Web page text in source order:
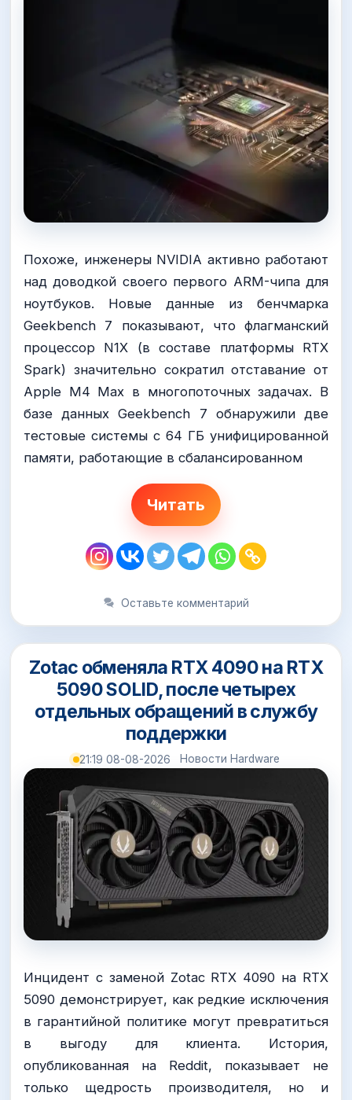
Похоже, инженеры NVIDIA активно работают
над доводкой своего первого ARM-чипа для
ноутбуков. Новые данные из бенчмарка
Geekbench 7 показывают, что флагманский
процессор N1X (в составе платформы RTX
Spark) значительно сократил отставание от
Apple M4 Max в многопоточных задачах. В
базе данных Geekbench 7 обнаружили две
тестовые системы с 64 ГБ унифицированной
памяти, работающие в сбалансированном
Читать
Оставьте комментарий
Zotac обменяла RTX 4090 на RTX
5090 SOLID, после четырех
отдельных обращений в службу
поддержки
21:19 08-08-2026 Новости Hardware
Инцидент с заменой Zotac RTX 4090 на RTX
5090 демонстрирует, как редкие исключения
в гарантийной политике могут превратиться
в выгоду для клиента. История,
опубликованная на Reddit, показывает не
только щедрость производителя, но и